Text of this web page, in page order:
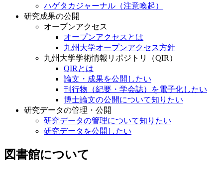
ハゲタカジャーナル（注意喚起）
研究成果の公開
オープンアクセス
オープンアクセスとは
九州大学オープンアクセス方針
九州大学学術情報リポジトリ（QIR）
QIRとは
論文・成果を公開したい
刊行物（紀要・学会誌）を電子化したい
博士論文の公開について知りたい
研究データの管理・公開
研究データの管理について知りたい
研究データを公開したい
図書館について